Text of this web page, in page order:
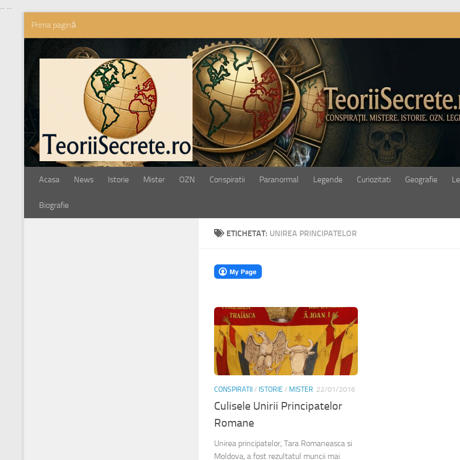
... ...
Skip to content
Prima pagină
Acasa News Istorie Mister OZN Conspiratii Paranormal Legende Curiozitati Geografie
Biografie
ETICHETAT: UNIREA PRINCIPATELOR
CONSPIRATII/ ISTORIE / MISTER 22/01/2016
Culisele Unirii Principatelor
Romane
Unirea principatelor, Tara Romaneasca si
Moldova, a fost rezultatul muncii mai